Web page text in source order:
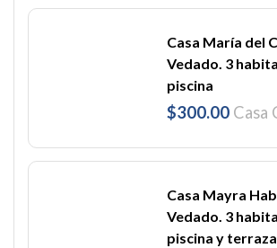
Casa María del
Vedado. 3
piscina
$300.00 Casa
Casa Mayra
Vedado. 3
piscina y terraza